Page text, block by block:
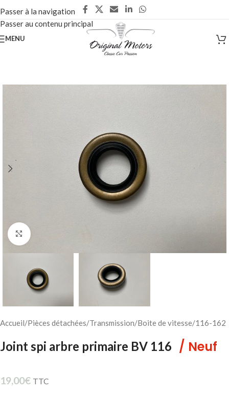
Passer à la navigation
Passer au contenu principal
MENU
Cliquez pour agrandir
Accueil/Pièces détachées/Transmission/Boite de vitesse/116-162
Joint spi arbre primaire BV 116 / Neuf
19,00€ TTC